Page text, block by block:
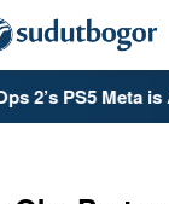
Meta is